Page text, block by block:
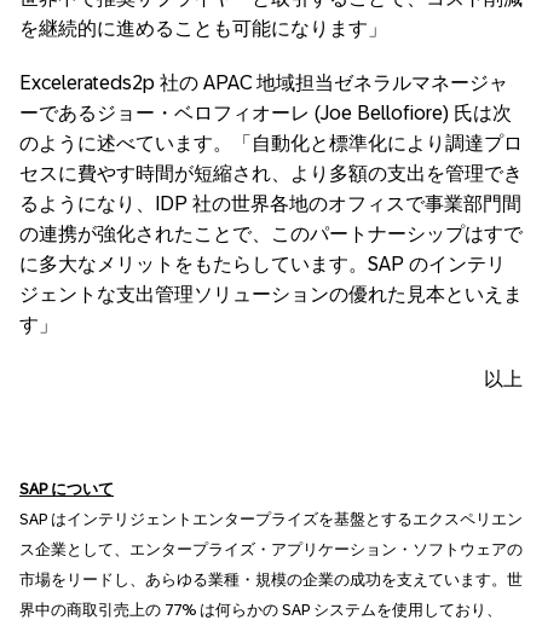
を継続的に進めることも可能になります」
Excelerateds2p 社の APAC 地域担当ゼネラルマネージャ
ーであるジョー・ベロフィオーレ (Joe Bellofiore) 氏は次
のように述べています。「自動化と標準化により調達プロ
セスに費やす時間が短縮され、より多額の支出を管理でき
るようになり、IDP 社の世界各地のオフィスで事業部門間
の連携が強化されたことで、このパートナーシップはすで
に多大なメリットをもたらしています。SAP のインテリ
ジェントな支出管理ソリューションの優れた見本といえま
す」
以上
SAP について
SAP はインテリジェントエンタープライズを基盤とするエクスペリエン
ス企業として、エンタープライズ・アプリケーション・ソフトウェアの
市場をリードし、あらゆる業種・規模の企業の成功を支えています。世
界中の商取引売上の 77% は何らかの SAP システムを使用しており、